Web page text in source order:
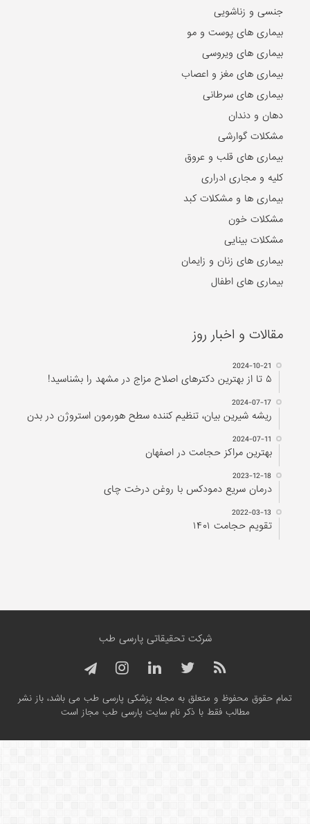
جنسی و زناشویی
بیماری های پوست و مو
بیماری های ویروسی
بیماری های مغز و اعصاب
بیماری های سرطانی
دهان و دندان
مشکلات گوارشی
بیماری های قلب و عروق
کلیه و مجاری ادراری
بیماری ها و مشکلات کبد
مشکلات خون
مشکلات بینایی
بیماری های زنان و زایمان
بیماری های اطفال
مقالات و اخبار روز
2024-10-21
۵ تا از بهترین دکتر‌های اصلاح مزاج در مشهد را بشناسید!
2024-07-17
ریشه شیرین بیان، تنظیم کننده سطح هورمون استروژن در بدن
2024-07-11
بهترین مراکز حجامت در اصفهان
2023-12-18
درمان سریع دمودکس با روغن درخت چای
2022-03-13
تقویم حجامت ۱۴۰۱
شرکت تحقیقاتی پارسی طب
تمام حقوق محفوظ و متعلق به مجله پزشکی پارسی طب می باشد، باز نشر
مطالب فقط با ذکر نام سایت پارسی طب مجاز است